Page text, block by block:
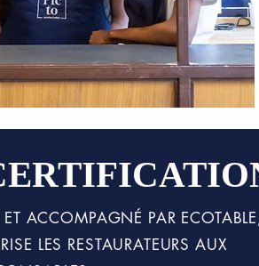
ET ACCOMPAGNÉ PAR
LES RESTAURATEURS AUX